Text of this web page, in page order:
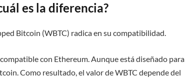
es la diferencia?
Bitcoin (WBTC) radica en su compatibilidad.
con Ethereum. Aunque está diseñado para
Como resultado, el valor de WBTC depende del